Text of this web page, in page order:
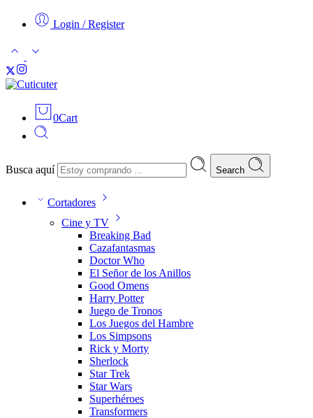
Login / Register
0Cart
Busca aquí Search
Cortadores
Cine y TV
Breaking Bad
Cazafantasmas
Doctor Who
El Señor de los Anillos
Good Omens
Harry Potter
Juego de Tronos
Los Juegos del Hambre
Los Simpsons
Rick y Morty
Sherlock
Star Trek
Star Wars
Superhéroes
Transformers